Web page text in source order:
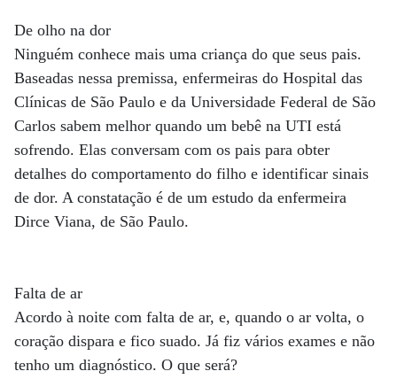
De olho na dor
Ninguém conhece mais uma criança do que seus pais.
Baseadas nessa premissa, enfermeiras do Hospital das
Clínicas de São Paulo e da Universidade Federal de São
Carlos sabem melhor quando um bebê na UTI está
sofrendo. Elas conversam com os pais para obter
detalhes do comportamento do filho e identificar sinais
de dor. A constatação é de um estudo da enfermeira
Dirce Viana, de São Paulo.
Falta de ar
Acordo à noite com falta de ar, e, quando o ar volta, o
coração dispara e fico suado. Já fiz vários exames e não
tenho um diagnóstico. O que será?